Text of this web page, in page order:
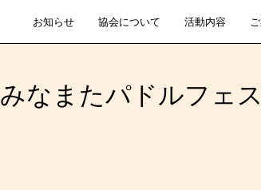
お知らせ 協会について 活動内容
みなまたパドルフェ